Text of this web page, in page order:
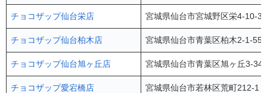
チョコザップ仙台栄店 宮城県仙台市宮城野区栄4-
チョコザップ仙台柏木店 宮城県仙台市青葉区柏木2-1-
チョコザップ仙台旭ヶ丘店 宮城県仙台市青葉区旭ヶ丘3-
チョコザップ愛宕橋店 宮城県仙台市若林区荒町212-